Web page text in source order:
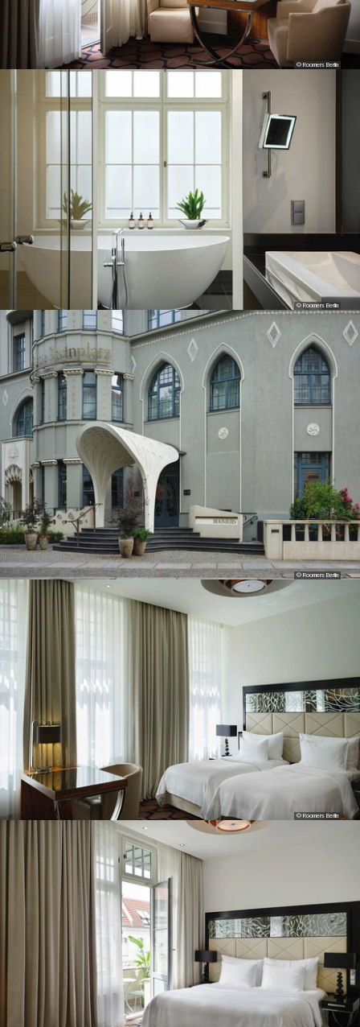
© Roomers Berlin
© Roomers Berlin
© Roomers Berlin
© Roomers Berlin